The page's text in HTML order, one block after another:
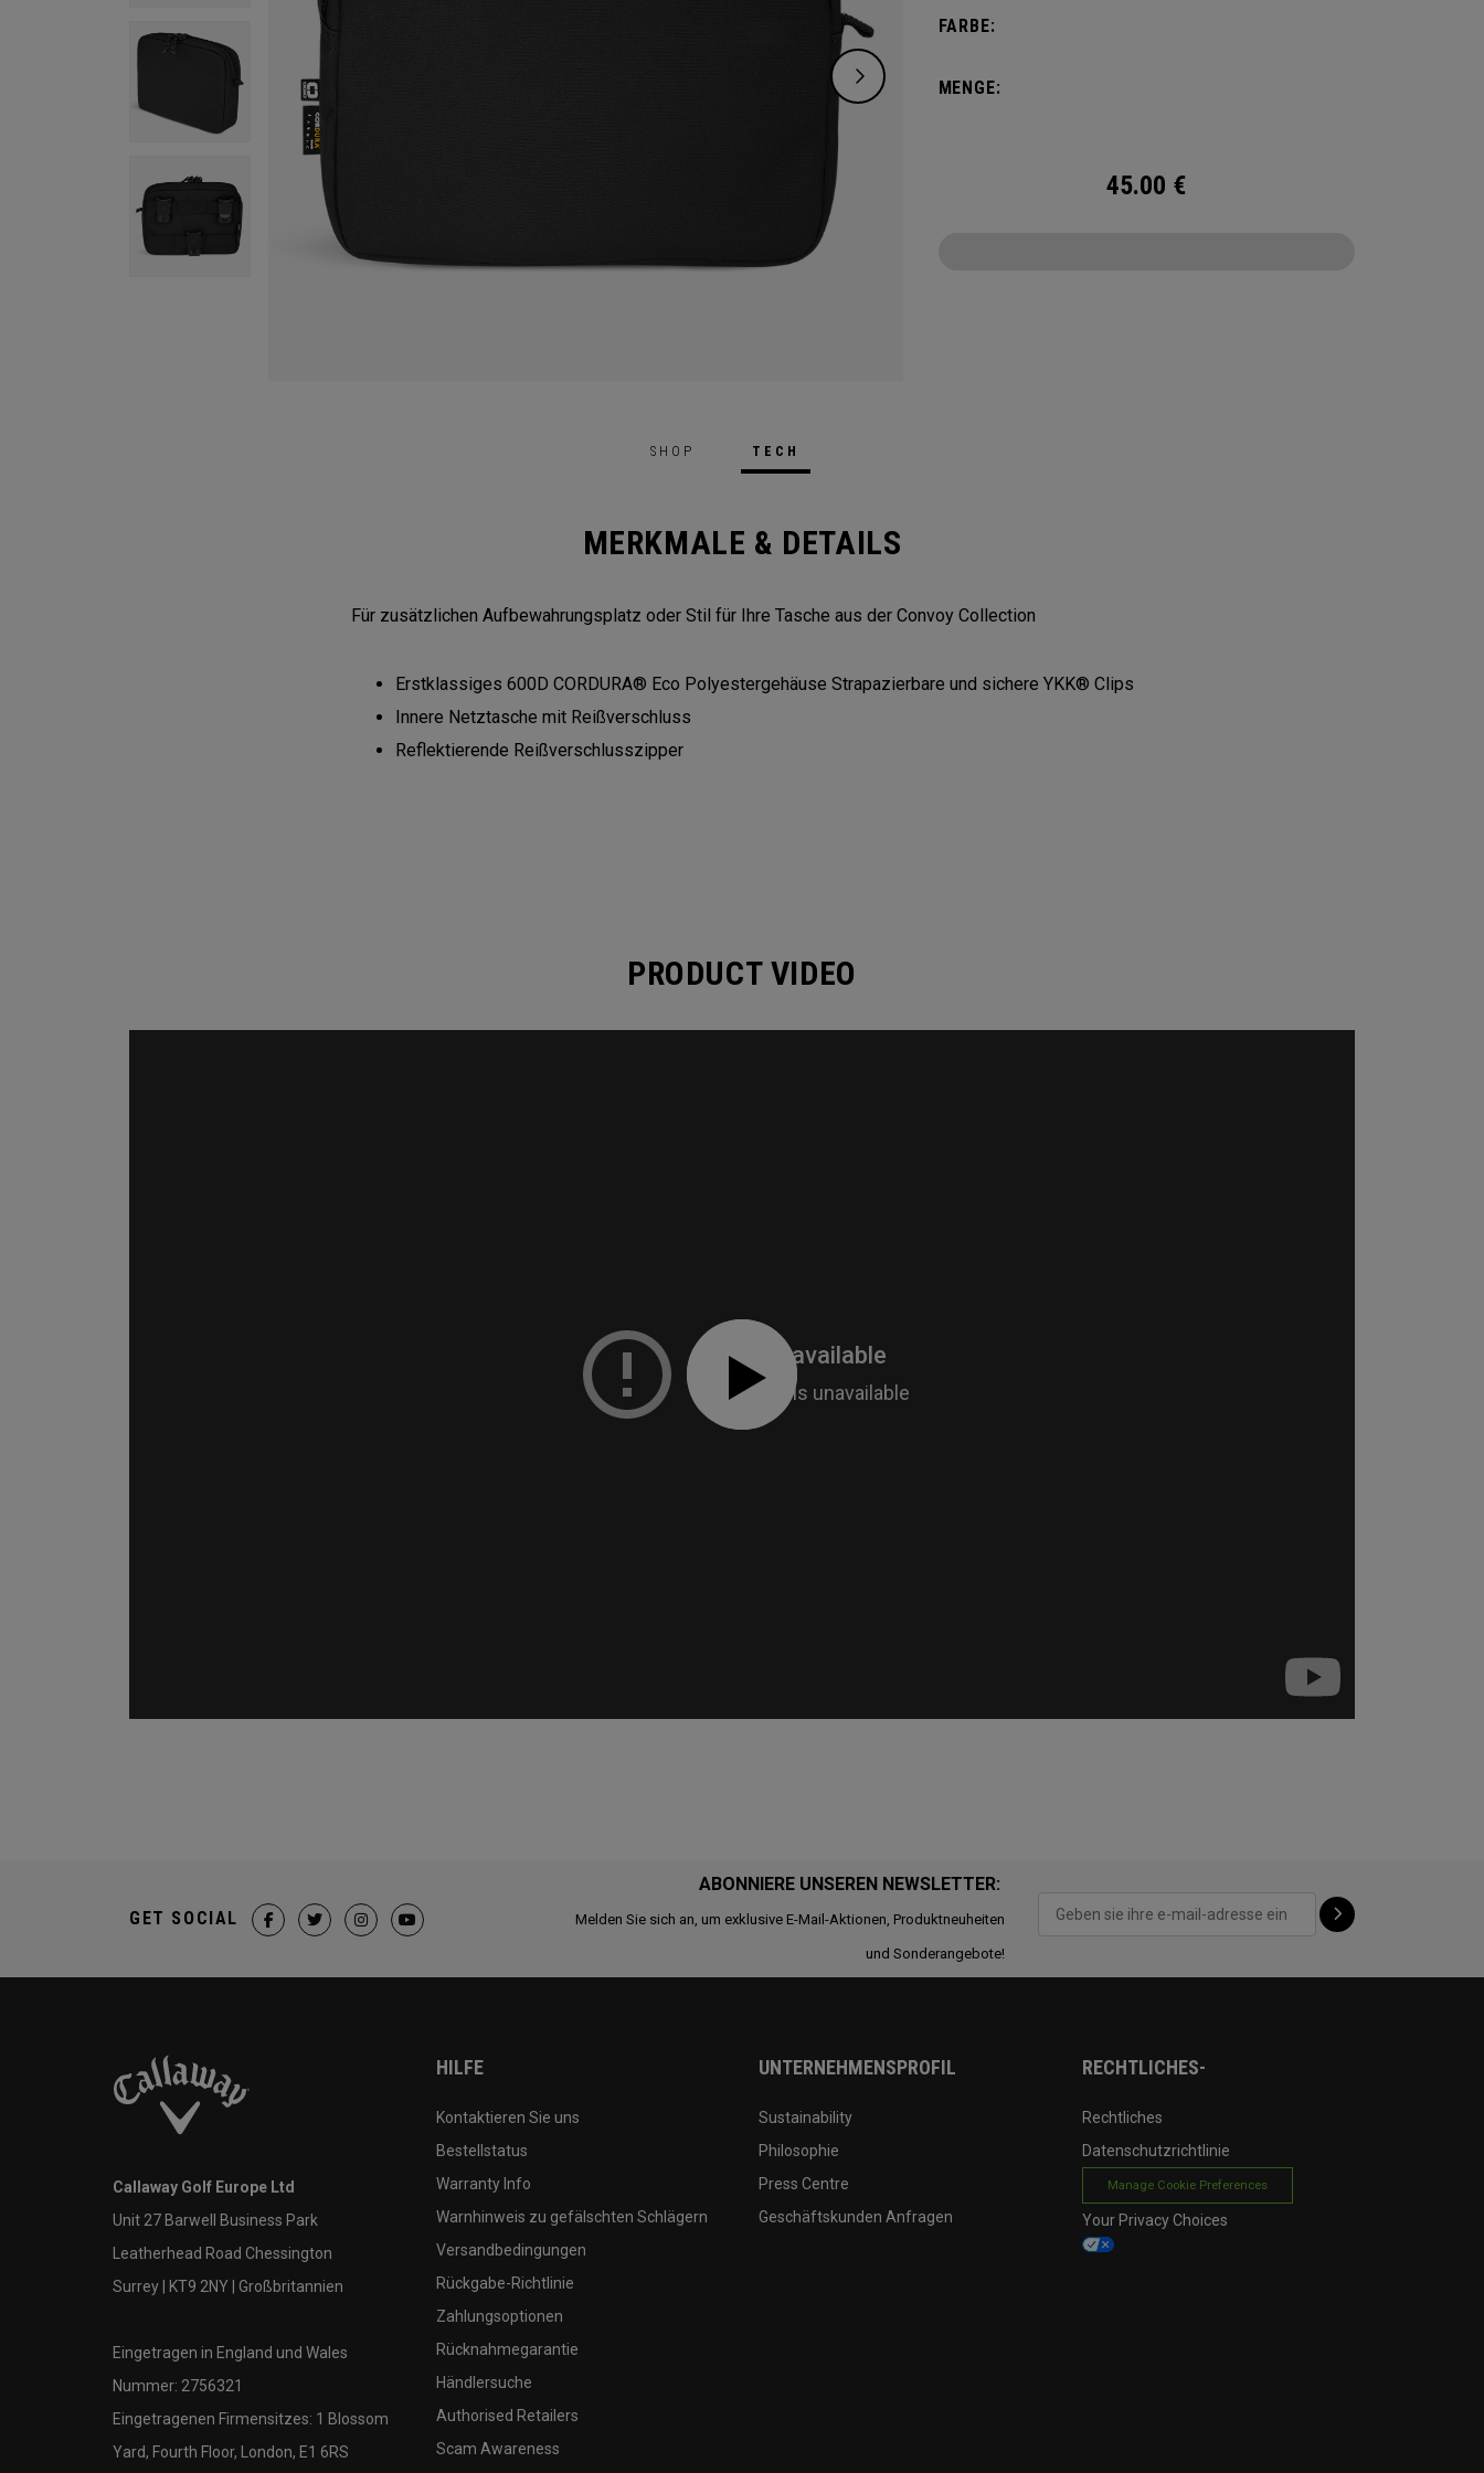
FARBE:
MENGE:
45.00 €
SHOP TECH
MERKMALE & DETAILS
Für zusätzlichen Aufbewahrungsplatz oder Stil für Ihre Tasche aus der Convoy Collection
Erstklassiges 600D CORDURA® Eco Polyestergehäuse Strapazierbare und sichere YKK® Clips
Innere Netztasche mit Reißverschluss
Reflektierende Reißverschlusszipper
PRODUCT VIDEO
ABONNIERE UNSEREN NEWSLETTER:
Melden Sie sich an, um exklusive E-Mail-Aktionen, Produktneuheiten
und Sonderangebote!
GET SOCIAL
Callaway Golf Europe Ltd
Unit 27 Barwell Business Park
Leatherhead Road Chessington
Surrey | KT9 2NY | Großbritannien
Eingetragen in England und Wales
Nummer: 2756321
Eingetragenen Firmensitzes: 1 Blossom
Yard, Fourth Floor, London, E1 6RS
HILFE
Kontaktieren Sie uns
Bestellstatus
Warranty Info
Warnhinweis zu gefälschten Schlägern
Versandbedingungen
Rückgabe-Richtlinie
Zahlungsoptionen
Rücknahmegarantie
Händlersuche
Authorised Retailers
Scam Awareness
UNTERNEHMENSPROFIL
Sustainability
Philosophie
Press Centre
Geschäftskunden Anfragen
RECHTLICHES-
Rechtliches
Datenschutzrichtlinie
Manage Cookie Preferences
Your Privacy Choices